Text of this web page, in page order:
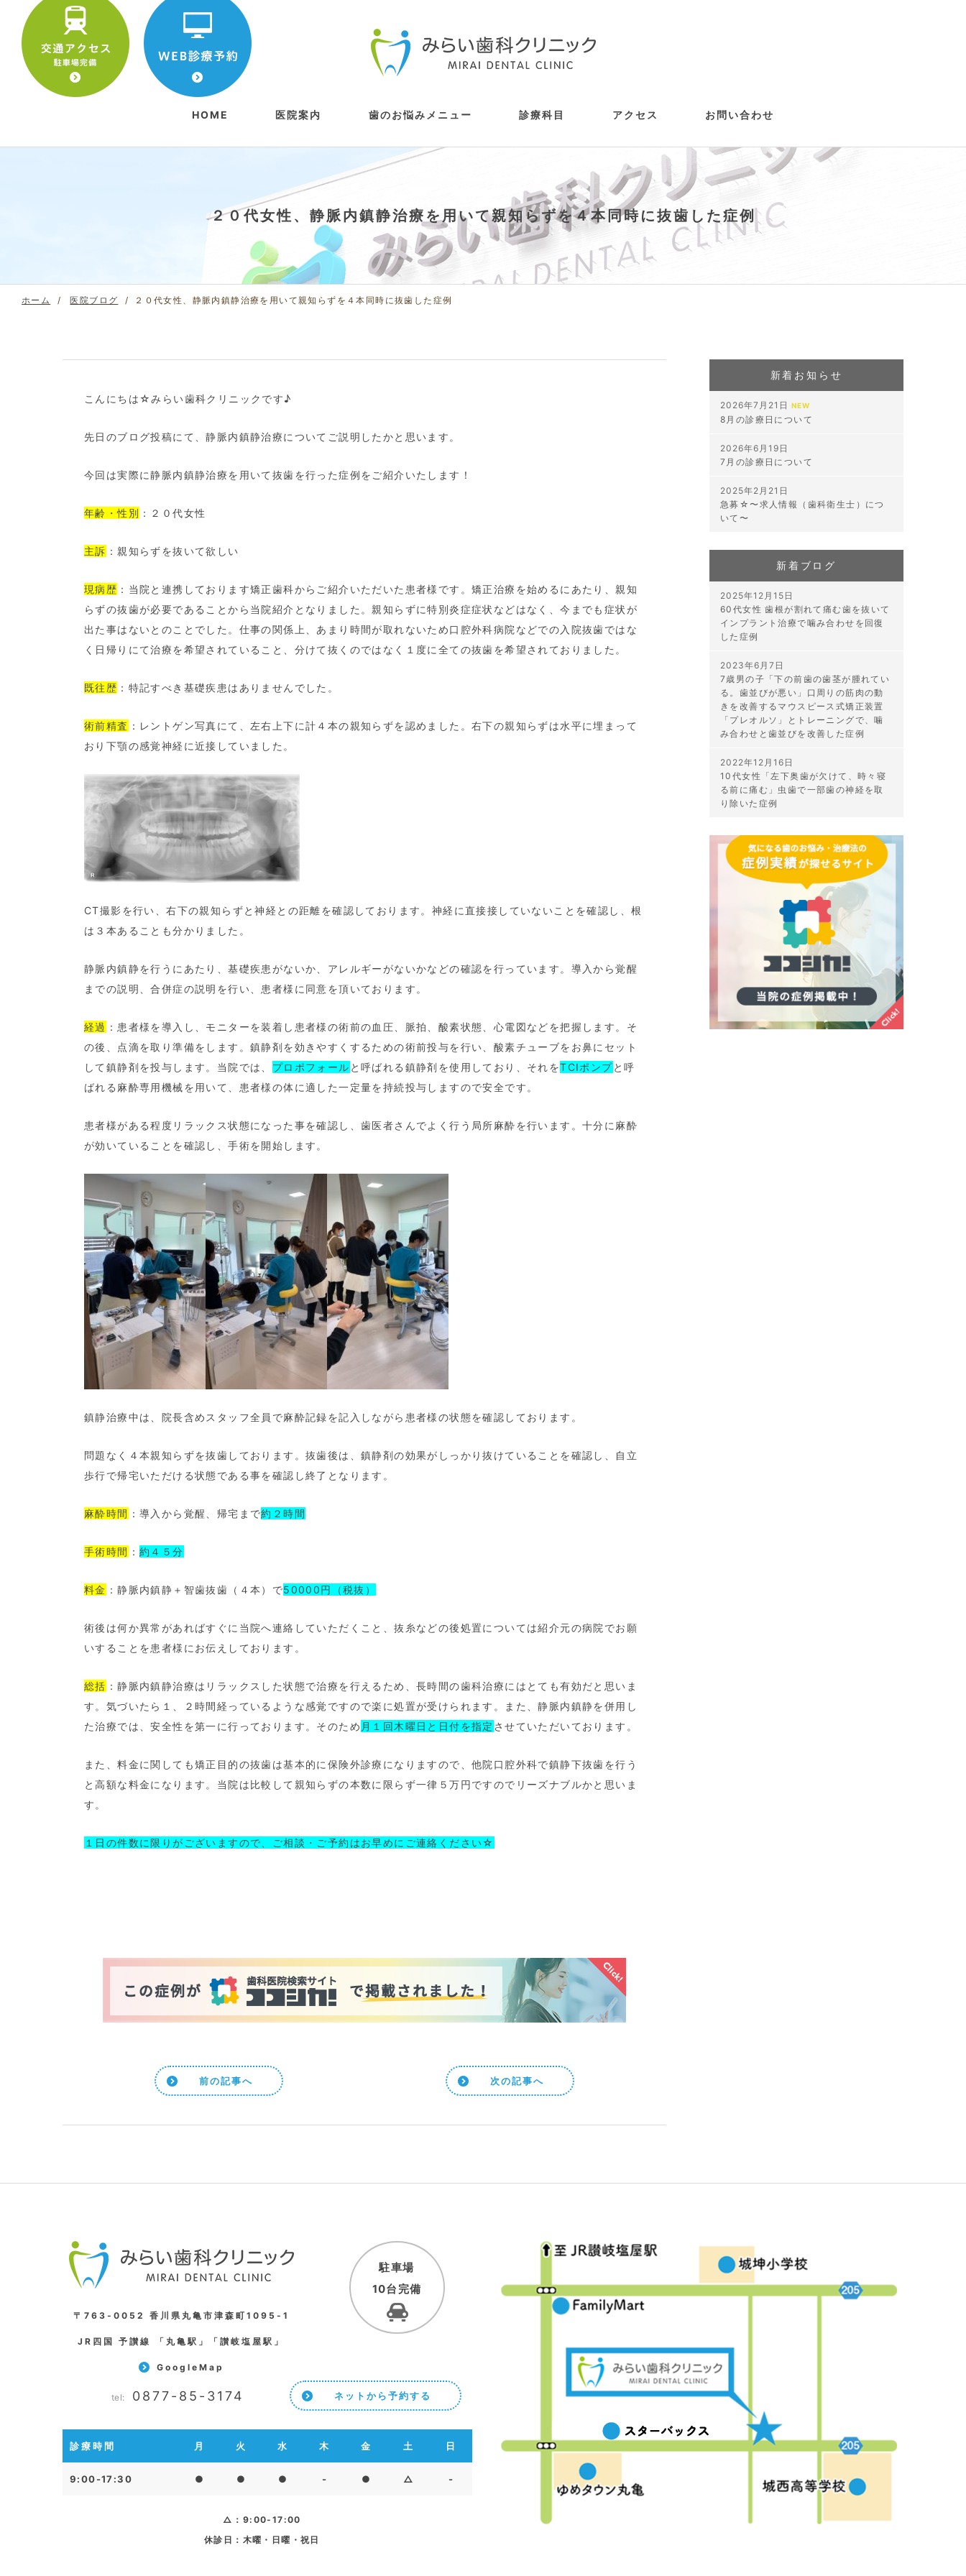
HOME 医院案内
初めての方へ
院長挨拶
アクセス情報
歯のお悩みメニュー
歯の掃除をしたい・検査してほしい
歯が痛い・しみる
歯が疼く・激痛がする
歯茎から血が出る・腫れている
銀歯が嫌だ・歯を白くしたい
親知らずが痛い・抜いてほしい
自分の歯のようにしっかりと噛みたい
歯をうしなってしまったが手術は不安
子供の治療をしてほしい・虫歯にさせ
たくない
歯並びが気になる
顎が痛む
目立たず矯正をしたい
眠ったまま治療を受けたい
診療科目
虫歯治療
根管治療
歯周病・予防歯科
審美歯科
口腔外科（親知らずの抜歯）
インプラント
入れ歯
小児歯科
矯正歯科
顎関節症・かみ合わせの治療
部分矯正・マウスピース矯正(ASOア
静脈内鎮静法治療
アクセス お問い合わせ
２０代女性、静脈内鎮静治療を用いて親知らずを４本同時に抜歯した症例
ホーム 医院ブログ ２０代女性、静脈内鎮静治療を用いて親知らずを４本同時に抜歯した症例
こんにちは☆みらい歯科クリニックです♪
先日のブログ投稿にて、静脈内鎮静治療についてご説明したかと思います。
今回は実際に静脈内鎮静治療を用いて抜歯を行った症例をご紹介いたします！
年齢・性別 ：２０代女性
主訴 ：親知らずを抜いて欲しい
現病歴 ：当院と連携しております矯正歯科からご紹介いただいた患者様です。矯正治療を始めるにあたり、親知
らずの抜歯が必要であることから当院紹介となりました。親知らずに特別炎症症状などはなく、今までも症状が
出た事はないとのことでした。仕事の関係上、あまり時間が取れないため口腔外科病院などでの入院抜歯ではな
く日帰りにて治療を希望されていること、分けて抜くのではなく１度に全ての抜歯を希望されておりました。
既往歴 ：特記すべき基礎疾患はありませんでした。
術前精査 ：レントゲン写真にて、左右上下に計４本の親知らずを認めました。右下の親知らずは水平に埋まって
おり下顎の感覚神経に近接していました。
CT撮影を行い、右下の親知らずと神経との距離を確認しております。神経に直接接していないことを確認し、根
は３本あることも分かりました。
静脈内鎮静を行うにあたり、基礎疾患がないか、アレルギーがないかなどの確認を行っています。導入から覚醒
までの説明、合併症の説明を行い、患者様に同意を頂いております。
経過 ：患者様を導入し、モニターを装着し患者様の術前の血圧、脈拍、酸素状態、心電図などを把握します。そ
の後、点滴を取り準備をします。鎮静剤を効きやすくするための術前投与を行い、酸素チューブをお鼻にセット
して鎮静剤を投与します。当院では、 プロポフォール と呼ばれる鎮静剤を使用しており、それをTCIポンプと呼
ばれる麻酔専用機械を用いて、患者様の体に適した一定量を持続投与しますので安全です。
患者様がある程度リラックス状態になった事を確認し、歯医者さんでよく行う局所麻酔を行います。十分に麻酔
が効いていることを確認し、手術を開始します。
鎮静治療中は、院長含めスタッフ全員で麻酔記録を記入しながら患者様の状態を確認しております。
問題なく４本親知らずを抜歯しております。抜歯後は、鎮静剤の効果がしっかり抜けていることを確認し、自立
歩行で帰宅いただける状態である事を確認し終了となります。
麻酔時間 ：導入から覚醒、帰宅まで約２時間
手術時間 ：約４５分
料金 ：静脈内鎮静＋智歯抜歯（４本）で50000円（税抜）
術後は何か異常があればすぐに当院へ連絡していただくこと、抜糸などの後処置については紹介元の病院でお願
いすることを患者様にお伝えしております。
総括 ：静脈内鎮静治療はリラックスした状態で治療を行えるため、長時間の歯科治療にはとても有効だと思いま
す。気づいたら１、２時間経っているような感覚ですので楽に処置が受けられます。また、静脈内鎮静を併用し
た治療では、安全性を第一に行っております。そのため 月１回木曜日と日付を指定 させていただいております。
また、料金に関しても矯正目的の抜歯は基本的に保険外診療になりますので、他院口腔外科で鎮静下抜歯を行う
と高額な料金になります。当院は比較して親知らずの本数に限らず一律５万円ですのでリーズナブルかと思いま
す。
１日の件数に限りがございますので、ご相談・ご予約はお早めにご連絡ください☆
前の記事へ 次の記事へ
新着お知らせ
2026年7月21日 NEW
8月の診療日について
2026年6月19日
7月の診療日について
2025年2月21日
急募☆〜求人情報（歯科衛生士）につ
いて〜
新着ブログ
2025年12月15日
60代女性 歯根が割れて痛む歯を抜いて
インプラント治療で噛み合わせを回復
した症例
2023年6月7日
7歳男の子「下の前歯の歯茎が腫れてい
る。歯並びが悪い」口周りの筋肉の動
きを改善するマウスピース式矯正装置
「プレオルソ」とトレーニングで、噛
み合わせと歯並びを改善した症例
2022年12月16日
10代女性「左下奥歯が欠けて、時々寝
る前に痛む」虫歯で一部歯の神経を取
り除いた症例
〒763-0052 香川県丸亀市津森町1095-1
JR四国 予讃線 「丸亀駅」「讃岐塩屋駅」
GoogleMap
駐車場
10台完備
tel: 0877-85-3174 ネットから予約する
診療時間 月 火 水 木 金 土 日
9:00-17:30 ● ● ● - ● △ -
△：9:00-17:00
休診日：木曜・日曜・祝日